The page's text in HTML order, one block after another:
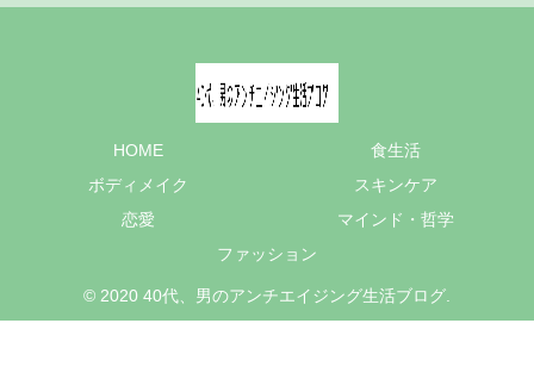
HOME
食生活
ボディメイク
スキンケア
恋愛
マインド・哲学
ファッション
© 2020 40代、男のアンチエイジング生活ブログ.